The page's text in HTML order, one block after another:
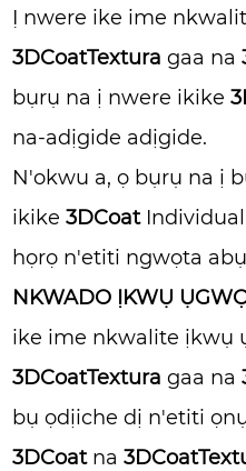
Ị nwere ike ime
3DCoatTextura gaa na
bụrụ na ị nwere ikike
na-adịgide adịgide.
N'okwu a, ọ bụrụ na ị
ikike3DCoatIndividual
họrọ n'etiti ngwọta
NKWADO ỊKWỤ
ike ime nkwalite ịkwụ
3DCoatTextura gaa na
bụ ọdịiche dị n'etiti
3DCoatna